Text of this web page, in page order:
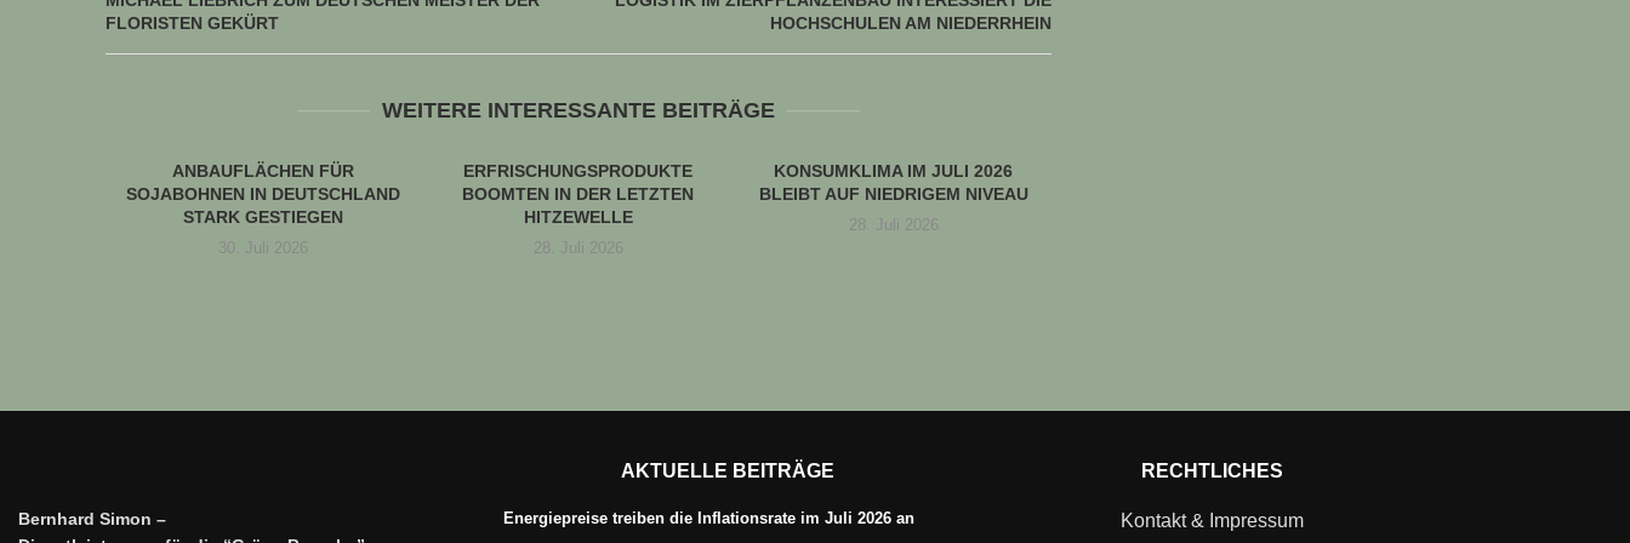
FLORISTEN GEKÜRT
HOCHSCHULEN AM NIEDERRHEIN
WEITERE INTERESSANTE BEITRÄGE
ANBAUFLÄCHEN FÜR
SOJABOHNEN IN DEUTSCHLAND
STARK GESTIEGEN
30. Juli 2026
ERFRISCHUNGSPRODUKTE
BOOMTEN IN DER LETZTEN
HITZEWELLE
28. Juli 2026
KONSUMKLIMA IM JULI 2026
BLEIBT AUF NIEDRIGEM NIVEAU
28. Juli 2026
Bernhard Simon –
AKTUELLE BEITRÄGE
Energiepreise treiben die Inflationsrate im Juli 2026 an
RECHTLICHES
Kontakt & Impressum